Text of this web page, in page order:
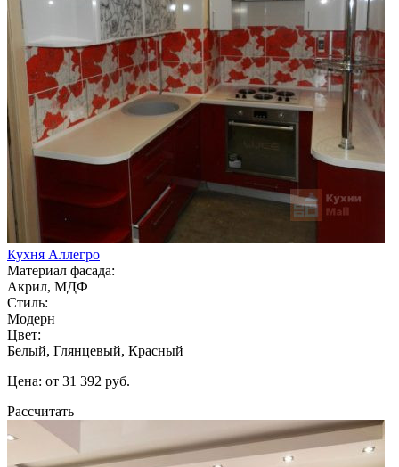
Кухня Аллегро
Материал фасада:
Акрил, МДФ
Стиль:
Модерн
Цвет:
Белый, Глянцевый, Красный
Цена: от 31 392 руб.
Рассчитать